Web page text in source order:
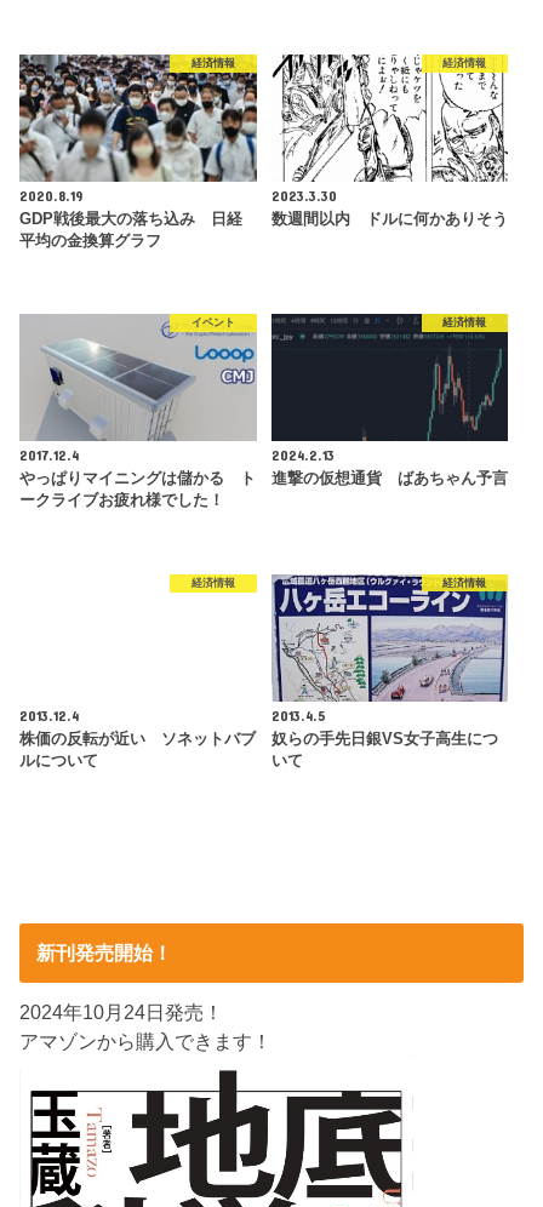
経済情報
2020.8.19
GDP戦後最大の落ち込み 日経
平均の金換算グラフ
経済情報
2023.3.30
数週間以内 ドルに何かありそう
イベント
2017.12.4
やっぱりマイニングは儲かる ト
ークライブお疲れ様でした！
経済情報
2024.2.13
進撃の仮想通貨 ばあちゃん予言
経済情報
2013.12.4
株価の反転が近い ソネットバブ
ルについて
経済情報
2013.4.5
奴らの手先日銀VS女子高生につ
いて
新刊発売開始！
2024年10月24日発売！
アマゾンから購入できます！